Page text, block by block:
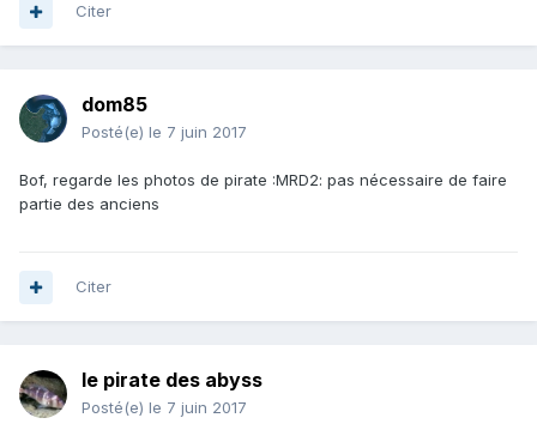
Citer
dom85
Posté(e) le 7 juin 2017
Bof, regarde les photos de pirate :MRD2: pas nécessaire de faire
partie des anciens
Citer
le pirate des abyss
Posté(e) le 7 juin 2017